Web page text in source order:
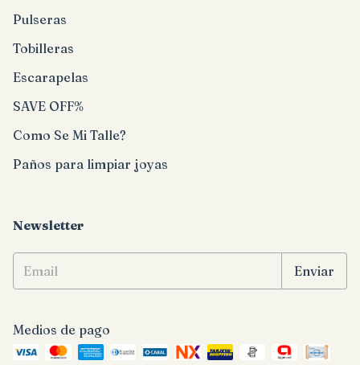
Pulseras
Tobilleras
Escarapelas
SAVE OFF%
Como Se Mi Talle?
Paños para limpiar joyas
Newsletter
Medios de pago